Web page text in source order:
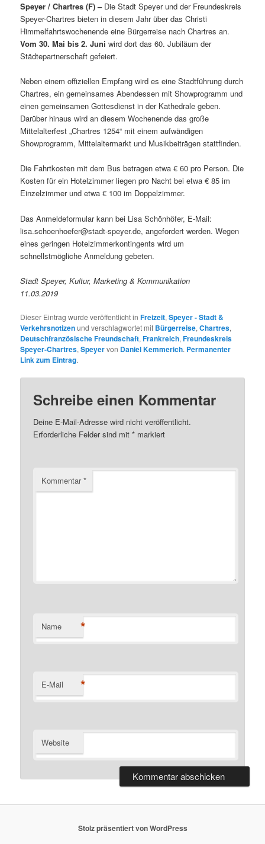
Speyer / Chartres (F) – Die Stadt Speyer und der Freundeskreis
Speyer-Chartres bieten in diesem Jahr über das Christi
Himmelfahrtswochenende eine Bürgerreise nach Chartres an.
Vom 30. Mai bis 2. Juni wird dort das 60. Jubiläum der
Städtepartnerschaft gefeiert.
Neben einem offiziellen Empfang wird es eine Stadtführung durch
Chartres, ein gemeinsames Abendessen mit Showprogramm und
einen gemeinsamen Gottesdienst in der Kathedrale geben.
Darüber hinaus wird an diesem Wochenende das große
Mittelalterfest „Chartres 1254“ mit einem aufwändigen
Showprogramm, Mittelaltermarkt und Musikbeiträgen stattfinden.
Die Fahrtkosten mit dem Bus betragen etwa € 60 pro Person. Die
Kosten für ein Hotelzimmer liegen pro Nacht bei etwa € 85 im
Einzelzimmer und etwa € 100 im Doppelzimmer.
Das Anmeldeformular kann bei Lisa Schönhöfer, E-Mail:
lisa.schoenhoefer@stadt-speyer.de, angefordert werden. Wegen
eines geringen Hotelzimmerkontingents wird um
schnellstmögliche Anmeldung gebeten.
Stadt Speyer, Kultur, Marketing & Kommunikation
11.03.2019
Dieser Eintrag wurde veröffentlicht inFreizeit,Speyer - Stadt &
Verkehrsnotizenund verschlagwortet mit Bürgerreise,Chartres,
Deutschfranzösische Freundschaft,Frankreich,Freundeskreis
Speyer-Chartres,Speyervon Daniel Kemmerich. Permanenter
Link zum Eintrag.
Schreibe einen Kommentar
Deine E-Mail-Adresse wird nicht veröffentlicht.
Erforderliche Felder sind mit* markiert
Kommentar*
Name *
E-Mail *
Website
Stolz präsentiert von WordPress